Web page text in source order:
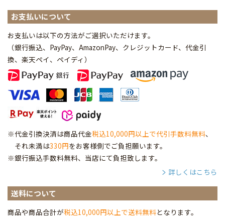
お支払いについて
お支払いは以下の方法がご選択いただけます。
（銀行振込、PayPay、AmazonPay、クレジットカード、代金引
換、楽天ペイ、ペイディ ）
※代金引換決済は商品代金税込10,000円以上で代引手数料無料、
それ未満は330円をお客様側でご負担願います。
※銀行振込手数料無料、当店にて負担致します。
詳しくはこちら
送料について
商品や商品合計が税込10,000円以上で送料無料となります。